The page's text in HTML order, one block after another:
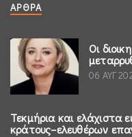
ΆΡΘΡΑ
Οι
06 ΑΥΓ
Τεκμήρια και ελάχιστα
κράτους–ελευθέρων